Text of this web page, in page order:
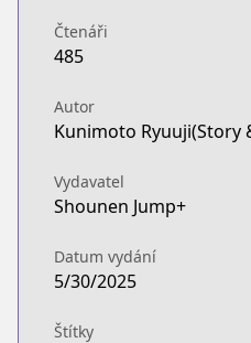
Čtenáři
485
Autor
Kunimoto Ryuuji(Story
Vydavatel
Shounen Jump+
Datum vydání
5/30/2025
Štítky